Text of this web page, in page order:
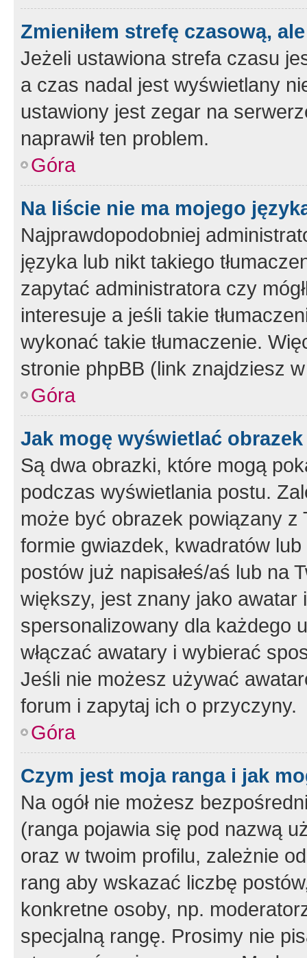
Zmieniłem strefę czasową,
Jeżeli ustawiona strefa czasu
a czas nadal jest wyświetlany
ustawiony jest zegar na
naprawił ten problem.
Góra
Na liście nie ma mojego
Najprawdopodobniej
języka lub nikt takiego
zapytać administratora czy
interesuje a jeśli takie
wykonać takie tłumaczenie.
stronie phpBB (link znajdziesz
Góra
Jak mogę wyświetlać
Są dwa obrazki, które mogą
podczas wyświetlania postu.
może być obrazek powiązany z
formie gwiazdek, kwadratów
postów już napisałeś/aś lub na
większy, jest znany jako
spersonalizowany dla każdego
włączać awatary i wybierać
Jeśli nie możesz używać
forum i zapytaj ich o przyczyny.
Góra
Czym jest moja ranga i jak
Na ogół nie możesz
(ranga pojawia się pod nazwą
oraz w twoim profilu, zależnie
rang aby wskazać liczbę
konkretne osoby, np.
specjalną rangę. Prosimy nie